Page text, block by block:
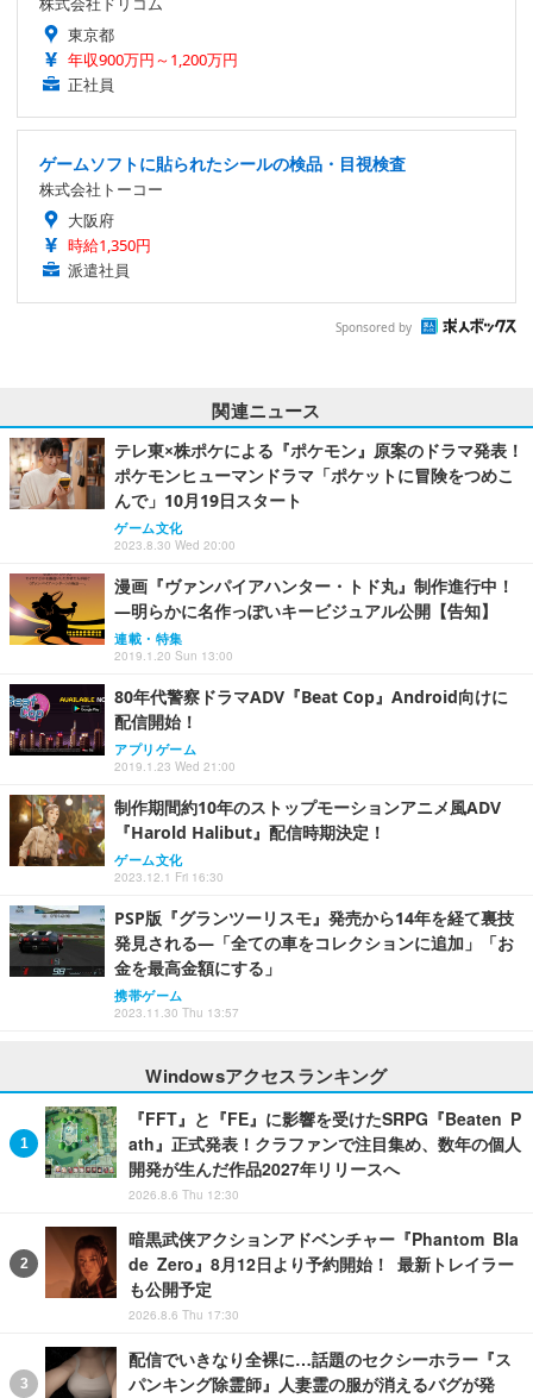
東京都
年収900万円～1,200万円
正社員
ゲームソフトに貼られたシールの検品・目視検査
株式会社トーコー
大阪府
時給1,350円
派遣社員
Sponsored by
関連ニュース
テレ東×株ポケによる『ポケモン』原案のドラマ発表！
ポケモンヒューマンドラマ「ポケットに冒険をつめこ
んで」10月19日スタート
ゲーム文化
2023.8.30 Wed 20:00
漫画『ヴァンパイアハンター・トド丸』制作進行中！
―明らかに名作っぽいキービジュアル公開【告知】
連載・特集
2019.1.20 Sun 13:00
80年代警察ドラマADV『Beat Cop』Android向けに
配信開始！
アプリゲーム
2019.1.23 Wed 21:00
制作期間約10年のストップモーションアニメ風ADV
『Harold Halibut』配信時期決定！
ゲーム文化
2023.12.1 Fri 16:30
PSP版『グランツーリスモ』発売から14年を経て裏技
発見される―「全ての車をコレクションに追加」「お
金を最高金額にする」
携帯ゲーム
2023.11.30 Thu 13:57
Windowsアクセスランキング
『FFT』と『FE』に影響を受けたSRPG『Beaten P
ath』正式発表！クラファンで注目集め、数年の個人
開発が生んだ作品2027年リリースへ
2026.8.6 Thu 12:30
暗黒武侠アクションアドベンチャー『Phantom Bla
de Zero』8月12日より予約開始！ 最新トレイラー
も公開予定
2026.8.6 Thu 17:30
配信でいきなり全裸に…話題のセクシーホラー『ス
パンキング除霊師』人妻霊の服が消えるバグが発